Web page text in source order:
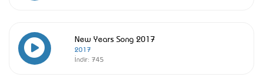
New Years Song 2017
2017
İndir: 745